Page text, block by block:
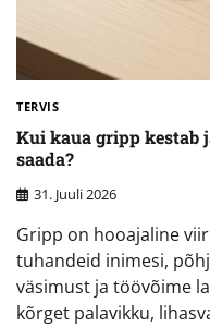
TERVIS
Kui kaua gripp kestab
saada?
31. Juuli 2026
Gripp on hooajaline
tuhandeid inimesi,
väsimust ja töövõime
kõrget palavikku,